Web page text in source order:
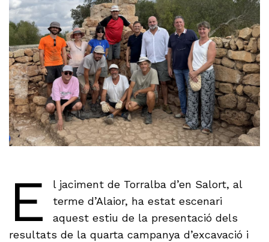
E
l jaciment de Torralba d’en Salort, al
terme d’Alaior, ha estat escenari
aquest estiu de la presentació dels
resultats de la quarta campanya d’excavació i